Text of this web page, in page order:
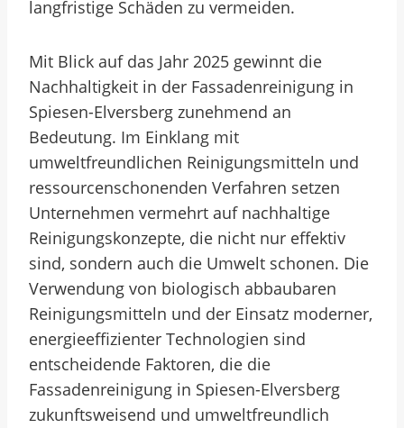
langfristige Schäden zu vermeiden.
Mit Blick auf das Jahr 2025 gewinnt die
Nachhaltigkeit in der Fassadenreinigung in
Spiesen-Elversberg zunehmend an
Bedeutung. Im Einklang mit
umweltfreundlichen Reinigungsmitteln und
ressourcenschonenden Verfahren setzen
Unternehmen vermehrt auf nachhaltige
Reinigungskonzepte, die nicht nur effektiv
sind, sondern auch die Umwelt schonen. Die
Verwendung von biologisch abbaubaren
Reinigungsmitteln und der Einsatz moderner,
energieeffizienter Technologien sind
entscheidende Faktoren, die die
Fassadenreinigung in Spiesen-Elversberg
zukunftsweisend und umweltfreundlich